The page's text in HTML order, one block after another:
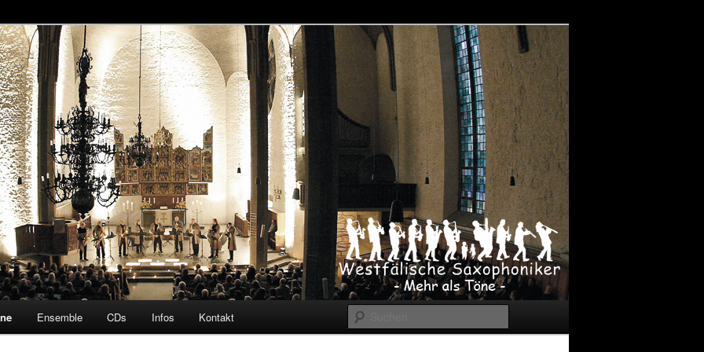
Ensemble CDs Infos Kontakt